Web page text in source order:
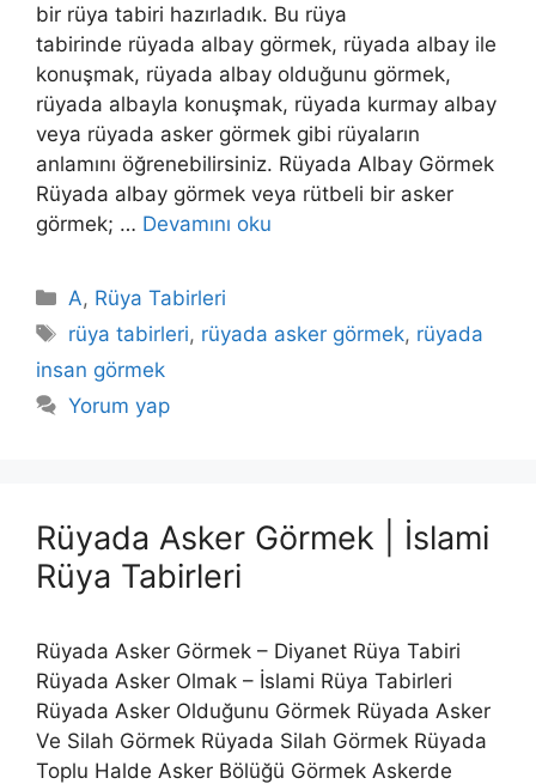
bir rüya tabiri hazırladık. Bu rüya
tabirinde rüyada albay görmek, rüyada albay ile
konuşmak, rüyada albay olduğunu görmek,
rüyada albayla konuşmak, rüyada kurmay albay
veya rüyada asker görmek gibi rüyaların
anlamını öğrenebilirsiniz. Rüyada Albay Görmek
Rüyada albay görmek veya rütbeli bir asker
görmek; … Devamını oku
Kategoriler
A, Rüya Tabirleri
Etiketler
rüya tabirleri, rüyada asker görmek, rüyada
insan görmek
Yorum yap
Rüyada Asker Görmek | İslami
Rüya Tabirleri
Rüyada Asker Görmek – Diyanet Rüya Tabiri
Rüyada Asker Olmak – İslami Rüya Tabirleri
Rüyada Asker Olduğunu Görmek Rüyada Asker
Ve Silah Görmek Rüyada Silah Görmek Rüyada
Toplu Halde Asker Bölüğü Görmek Askerde